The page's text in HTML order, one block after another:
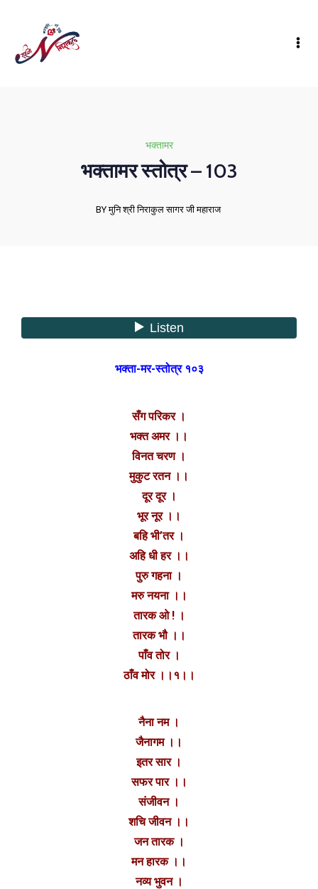
भक्तामर
भक्तामर स्तोत्र – 103
BY मुनि श्री निराकुल सागर जी महाराज
भक्ता-मर-स्तोत्र १०३
सँग परिकर ।
भक्त अमर ।।
विनत चरण ।
मुकुट रतन ।।
दूर दूर ।
भूर नूर ।।
बहि भी’तर ।
अहि धी हर ।।
पुरु गहना ।
मरु नयना ।।
तारक ओ ! ।
तारक भौ ।।
पाँव तोर ।
ठाँव मोर ।।१।।
नैना नम ।
जैनागम ।।
इतर सार ।
सफर पार ।।
संजीवन ।
शचि जीवन ।।
जन तारक ।
मन हारक ।।
नव्य भुवन ।